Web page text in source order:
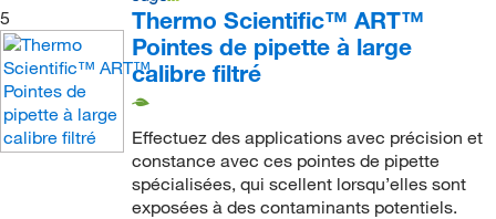
ep Dualfilter T.I.P.S.(24)
epT.I.P.S.
(97)
uTIP(3)
uTIP CleanPak(6)
5
Thermo Scientific™ ART™
Pointes de pipette à large
calibre filtré
Effectuez des applications avec précision et
constance avec ces pointes de pipette
spécialisées, qui scellent lorsqu’elles sont
exposées à des contaminants potentiels.